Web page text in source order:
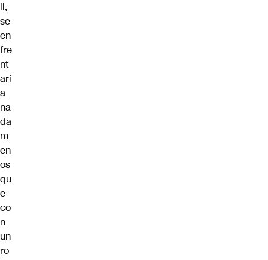
ll,
se
en
fre
nt
arí
a
na
da
m
en
os
qu
e
co
n
un
ro